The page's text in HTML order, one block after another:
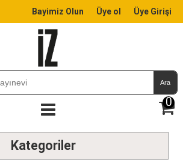
Bayimiz Olun Üye ol Üye Girişi
Ara
0
Kategoriler